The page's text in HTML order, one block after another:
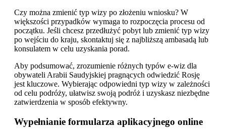
Czy można zmienić typ wizy po złożeniu wniosku? W
większości przypadków wymaga to rozpoczęcia procesu od
początku. Jeśli chcesz przedłużyć pobyt lub zmienić typ wizy
po wejściu do kraju, skontaktuj się z najbliższą ambasadą lub
konsulatem w celu uzyskania porad.
Aby podsumować, zrozumienie różnych typów e-wiz dla
obywateli Arabii Saudyjskiej pragnących odwiedzić Rosję
jest kluczowe. Wybierając odpowiedni typ wizy w zależności
od celu podróży, ułatwisz swoją podróż i uzyskasz niezbędne
zatwierdzenia w sposób efektywny.
Wypełnianie formularza aplikacyjnego online